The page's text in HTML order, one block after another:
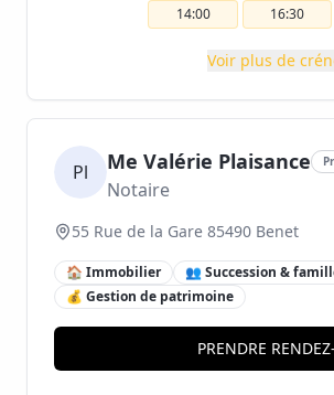
14:00
16:30
Voir plus de
Pl Me Valérie Plaisance
Notaire
55 Rue de la Gare 85490 Benet
🏠 Immobilier 👥 Succession &
💰 Gestion de patrimoine
PRENDRE